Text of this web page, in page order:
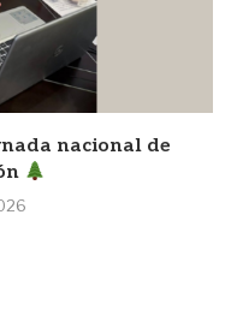
nacional de